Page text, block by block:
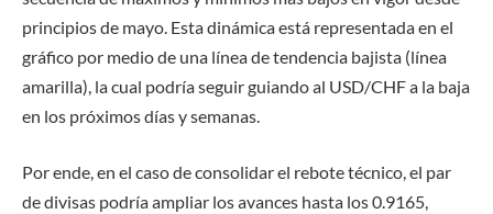
principios de mayo. Esta dinámica está representada en el
gráfico por medio de una línea de tendencia bajista (línea
amarilla), la cual podría seguir guiando al USD/CHF a la baja
en los próximos días y semanas.
Por ende, en el caso de consolidar el rebote técnico, el par
de divisas podría ampliar los avances hasta los0.9165,